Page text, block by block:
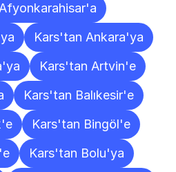
Kars'tan Ankara'ya
Kars'tan Artvin'e
Kars'tan Balıkesir'e
Kars'tan Bingöl'e
Kars'tan Bolu'ya